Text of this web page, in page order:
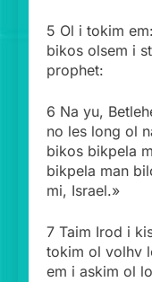
5 Ol i tokim
bikos olsem i
prophet:
6 Na yu,
no les long ol
bikos bikpela
bikpela man
mi, Israel.»
7 Taim Irod i
tokim ol volhv
em i askim ol